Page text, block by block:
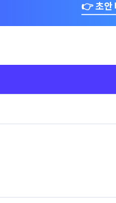
👉 초안